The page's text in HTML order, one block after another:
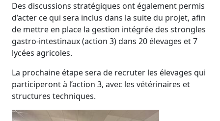
Des discussions stratégiques ont également permis
d’acter ce qui sera inclus dans la suite du projet, afin
de mettre en place la gestion intégrée des strongles
gastro-intestinaux (action 3) dans 20 élevages et 7
lycées agricoles.
La prochaine étape sera de recruter les élevages qui
participeront à l’action 3, avec les vétérinaires et
structures techniques.